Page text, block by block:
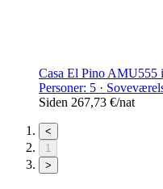
Casa El Pino AMU555
Personer: 5 ·
Siden 267,73 €/nat
<
1
>